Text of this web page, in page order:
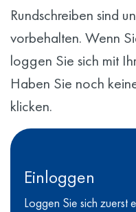
Rundschreiben sind
vorbehalten. Wenn
loggen Sie sich mit
Haben Sie noch
klicken.
Einloggen
Loggen Sie sich zuerst